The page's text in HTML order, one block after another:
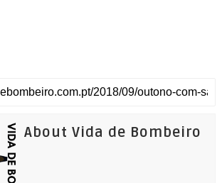
About Vida de Bombeiro